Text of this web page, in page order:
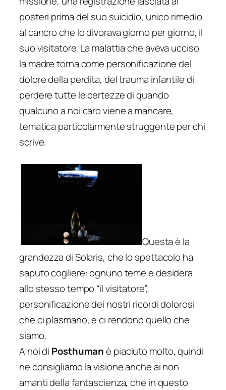
posteri prima del suo suicidio, unico rimedio
al cancro che lo divorava giorno per giorno, il
suo visitatore. La malattia che aveva ucciso
la madre torna come personificazione del
dolore della perdita, del trauma infantile di
perdere tutte le certezze di quando
qualcuno a noi caro viene a mancare,
tematica particolarmente struggente per chi
scrive.
Questa è la
grandezza diSolaris, che lo spettacolo ha
saputo cogliere: ognuno teme e desidera
allo stesso tempo “il visitatore”,
personificazione dei nostri ricordi dolorosi
che ci plasmano, e ci rendono quello che
siamo.
A noi di Posthumanè piaciuto molto, quindi
ne consigliamo la visione anche ai non
amanti della fantascienza, che in questo